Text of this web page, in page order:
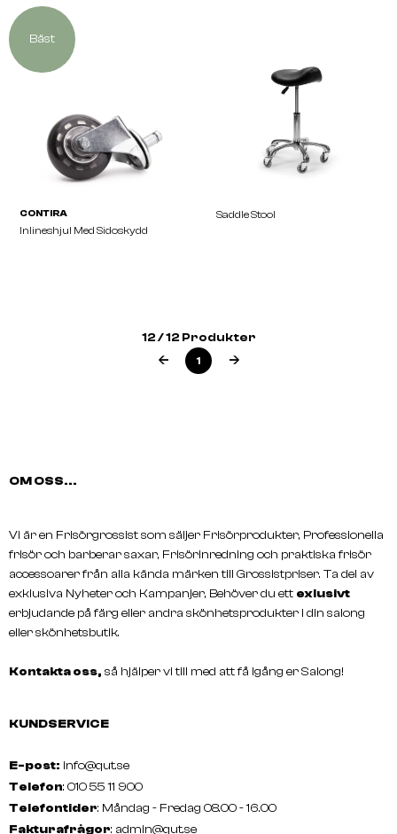
Halo Compact
Bäst
CONTIRA
Inlineshjul Med Sidoskydd
Saddle Stool
12 / 12 Produkter
1
OM OSS...
Vi är en Frisörgrossist som säljer Frisörprodukter, Professionella
frisör och barberar saxar, Frisörinredning och praktiska frisör
accessoarer från alla kända märken till Grossistpriser. Ta del av
exklusiva Nyheter och Kampanjer, Behöver du ett exlusivt
erbjudande på färg eller andra skönhetsprodukter i din salong
eller skönhetsbutik.
Kontakta oss, så hjälper vi till med att få igång er Salong!
KUNDSERVICE
E-post: info@qut.se
Telefon: 010 55 11 900
Telefontider: Måndag - Fredag 08.00 - 16.00
Fakturafrågor: admin@qut.se